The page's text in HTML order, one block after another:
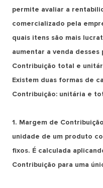
permite avaliar a
comercializado pela
quais itens são mais
aumentar a venda
Contribuição total e
Existem duas formas de
Contribuição: unitária e
1. Margem de
unidade de um produto
fixos. É calculada
Contribuição para uma